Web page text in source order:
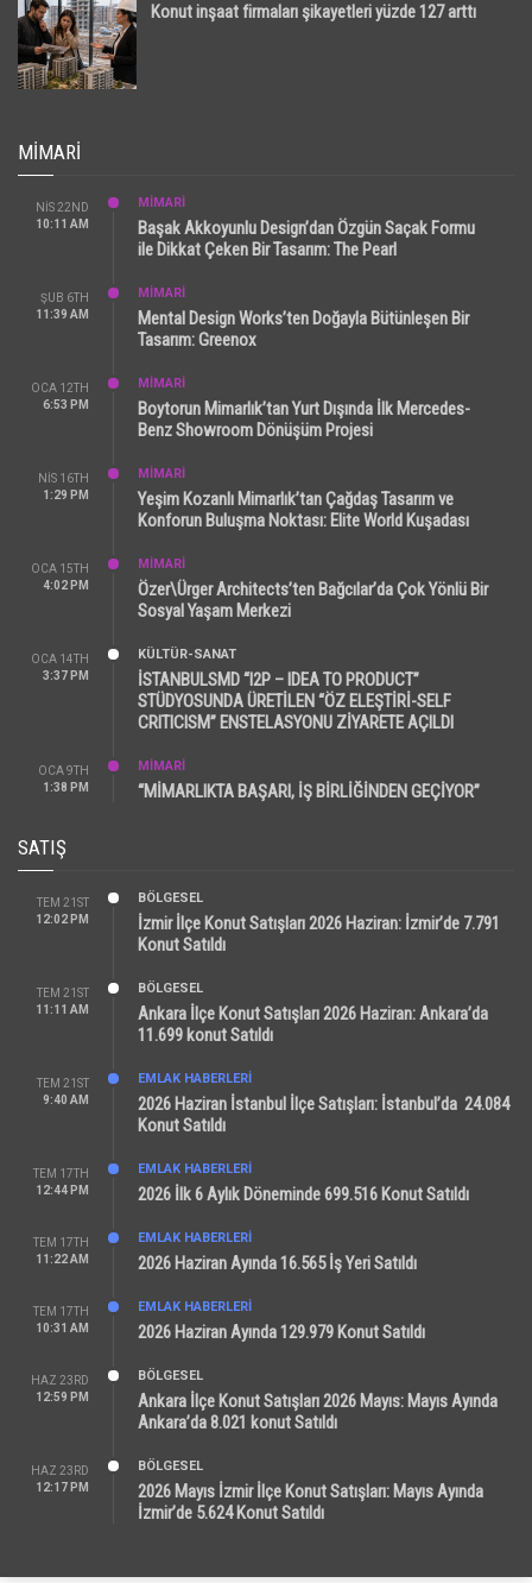
Konut inşaat firmaları şikayetleri yüzde 127 arttı
MIMARI
NIS 22ND
10:11 AM
MİMARİ
Başak Akkoyunlu Design’dan Özgün Saçak Formu
ile Dikkat Çeken Bir Tasarım: The Pearl
ŞUB 6TH
11:39 AM
MİMARİ
Mental Design Works’ten Doğayla Bütünleşen Bir
Tasarım: Greenox
OCA 12TH
6:53 PM
MİMARİ
Boytorun Mimarlık’tan Yurt Dışında İlk Mercedes-
Benz Showroom Dönüşüm Projesi
NIS 16TH
1:29 PM
MİMARİ
Yeşim Kozanlı Mimarlık’tan Çağdaş Tasarım ve
Konforun Buluşma Noktası: Elite World Kuşadası
OCA 15TH
4:02 PM
MİMARİ
Özer\Ürger Architects’ten Bağcılar’da Çok Yönlü Bir
Sosyal Yaşam Merkezi
OCA 14TH
3:37 PM
KÜLTÜR-SANAT
İSTANBULSMD “I2P – IDEA TO PRODUCT”
STÜDYOSUNDA ÜRETİLEN “ÖZ ELEŞTİRİ-SELF
CRITICISM” ENSTELASYONU ZİYARETE AÇILDI
OCA 9TH
1:38 PM
MİMARİ
“MİMARLIKTA BAŞARI, İŞ BİRLİĞİNDEN GEÇİYOR”
SATIŞ
TEM 21ST
12:02 PM
BÖLGESEL
İzmir İlçe Konut Satışları 2026 Haziran: İzmir’de 7.791
Konut Satıldı
TEM 21ST
11:11 AM
BÖLGESEL
Ankara İlçe Konut Satışları 2026 Haziran: Ankara’da
11.699 konut Satıldı
TEM 21ST
9:40 AM
EMLAK HABERLERI
2026 Haziran İstanbul İlçe Satışları: İstanbul’da 24.084
Konut Satıldı
TEM 17TH
12:44 PM
EMLAK HABERLERI
2026 İlk 6 Aylık Döneminde 699.516 Konut Satıldı
TEM 17TH
11:22 AM
EMLAK HABERLERI
2026 Haziran Ayında 16.565 İş Yeri Satıldı
TEM 17TH
10:31 AM
EMLAK HABERLERI
2026 Haziran Ayında 129.979 Konut Satıldı
HAZ 23RD
12:59 PM
BÖLGESEL
Ankara İlçe Konut Satışları 2026 Mayıs: Mayıs Ayında
Ankara’da 8.021 konut Satıldı
HAZ 23RD
12:17 PM
BÖLGESEL
2026 Mayıs İzmir İlçe Konut Satışları: Mayıs Ayında
İzmir’de 5.624 Konut Satıldı